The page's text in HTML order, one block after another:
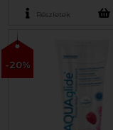
Részletek
-20%